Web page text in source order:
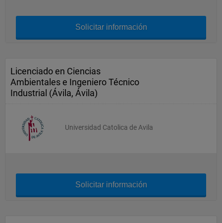
Solicitar información
Licenciado en Ciencias
Ambientales e Ingeniero Técnico
Industrial (Ávila, Ávila)
Universidad Catolica de Avila
Solicitar información